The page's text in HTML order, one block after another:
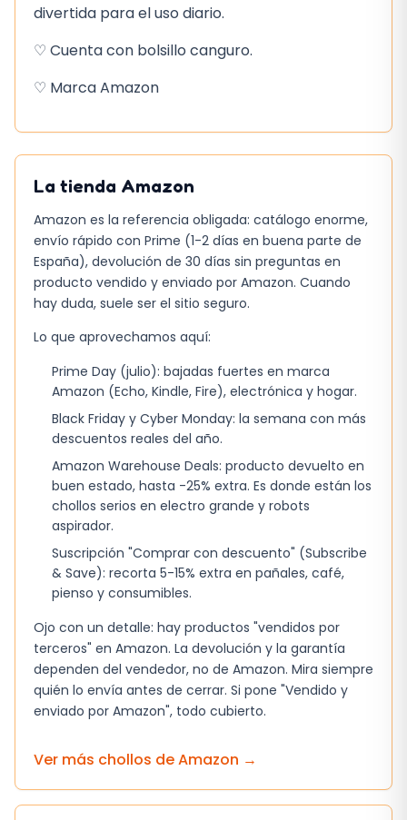
divertida para el uso diario.
♡ Cuenta con bolsillo canguro.
♡ Marca Amazon
La tienda Amazon
Amazon es la referencia obligada: catálogo enorme,
envío rápido con Prime (1-2 días en buena parte de
España), devolución de 30 días sin preguntas en
producto vendido y enviado por Amazon. Cuando
hay duda, suele ser el sitio seguro.
Lo que aprovechamos aquí:
Prime Day (julio): bajadas fuertes en marca
Amazon (Echo, Kindle, Fire), electrónica y hogar.
Black Friday y Cyber Monday: la semana con más
descuentos reales del año.
Amazon Warehouse Deals: producto devuelto en
buen estado, hasta -25% extra. Es donde están los
chollos serios en electro grande y robots
aspirador.
Suscripción "Comprar con descuento" (Subscribe
& Save): recorta 5-15% extra en pañales, café,
pienso y consumibles.
Ojo con un detalle: hay productos "vendidos por
terceros" en Amazon. La devolución y la garantía
dependen del vendedor, no de Amazon. Mira siempre
quién lo envía antes de cerrar. Si pone "Vendido y
enviado por Amazon", todo cubierto.
Ver más chollos deAmazon →